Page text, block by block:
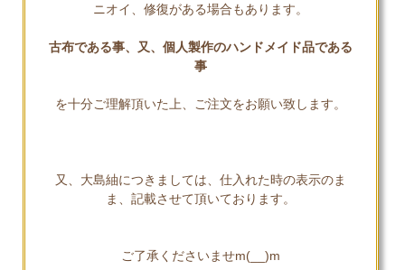
ニオイ、修復がある場合もあります。
古布である事、又、個人製作のハンドメイド品である
事
を十分ご理解頂いた上、ご注文をお願い致します。
又、大島紬につきましては、仕入れた時の表示のま
ま、記載させて頂いております。
ご了承くださいませm(__)m